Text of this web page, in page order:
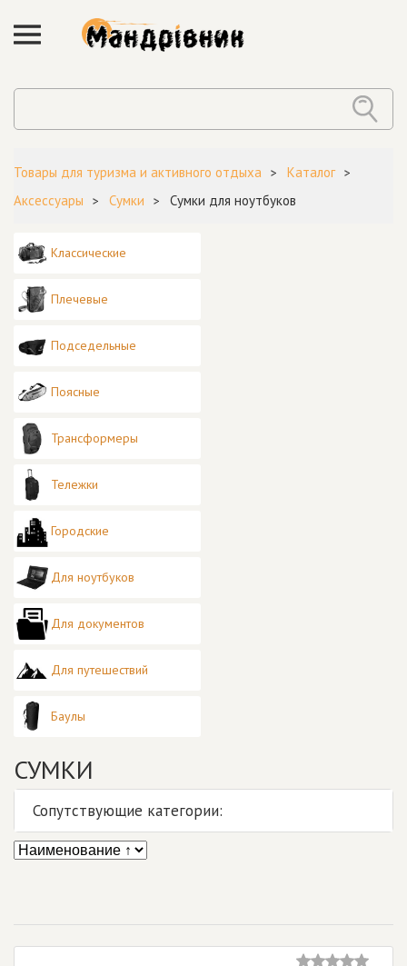
Товары для туризма и активного отдыха
Каталог
Аксессуары
Сумки Сумки для ноутбуков
Классические
Плечевые
Подседельные
Поясные
Трансформеры
Тележки
Городские
Для ноутбуков
Для документов
Для путешествий
Баулы
СУМКИ
Сопутствующие категории: